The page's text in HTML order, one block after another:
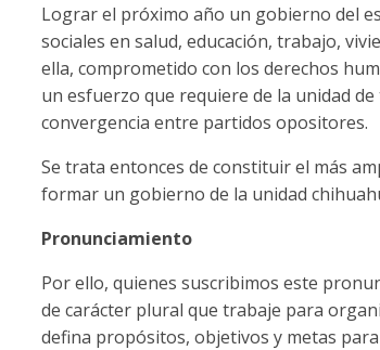
Lograr el próximo año un gobierno del
sociales en salud, educación, trabajo,
ella, comprometido con los derechos
un esfuerzo que requiere de la unidad
convergencia entre partidos opositores.
Se trata entonces de constituir el más
formar un gobierno de la unidad
Pronunciamiento
Por ello, quienes suscribimos este
de carácter plural que trabaje para
defina propósitos, objetivos y metas